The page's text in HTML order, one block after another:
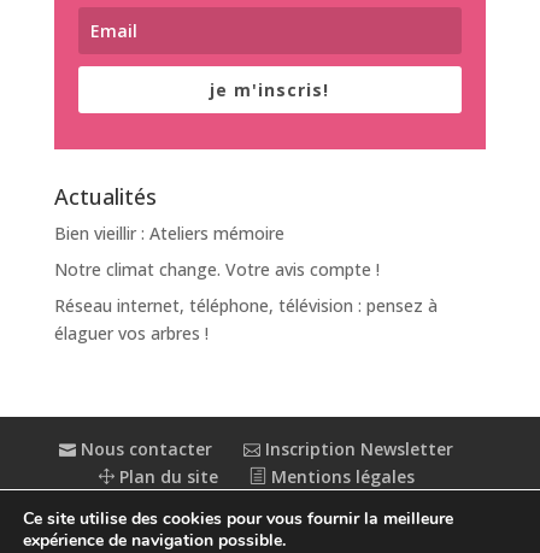
je m'inscris!
Actualités
Bien vieillir : Ateliers mémoire
Notre climat change. Votre avis compte !
Réseau internet, téléphone, télévision : pensez à
élaguer vos arbres !
Nous contacter
Inscription Newsletter
Plan du site
Mentions légales
Accessibilité : partiellement conforme
Ce site utilise des cookies pour vous fournir la meilleure
expérience de navigation possible.